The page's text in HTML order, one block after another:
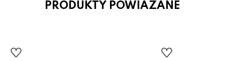
PRODUKTY POWIAZANE